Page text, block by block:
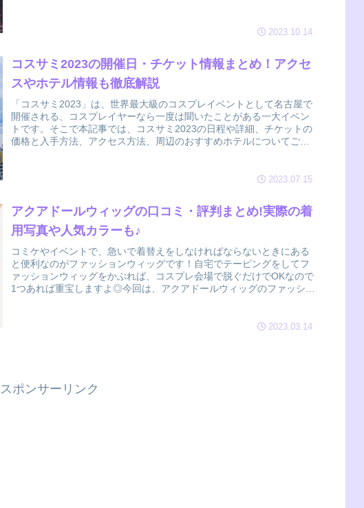
2023.10.14
コスサミ2023の開催日・チケット情報まとめ！アクセ
スやホテル情報も徹底解説
「コスサミ2023」は、世界最大級のコスプレイベントとして名古屋で
開催される、コスプレイヤーなら一度は聞いたことがある一大イベン
トです。そこで本記事では、コスサミ2023の日程や詳細、チケットの
価格と入手方法、アクセス方法、周辺のおすすめホテルについてご紹
2023.07.15
アクアドールウィッグの口コミ・評判まとめ!実際の着
用写真や人気カラーも♪
コミケやイベントで、急いで着替えをしなければならないときにある
と便利なのがファッションウィッグです！自宅でテーピングをしてフ
ァッションウィッグをかぶれば、コスプレ会場で脱ぐだけでOKなので
1つあれば重宝しますよ◎今回は、アクアドールウィッグのファッショ
2023.03.14
スポンサーリンク